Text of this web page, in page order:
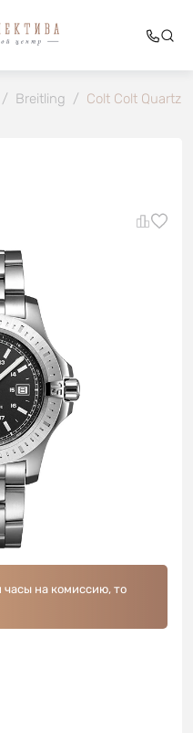
/ Breitling / Colt Colt Quartz
часы на комиссию, то